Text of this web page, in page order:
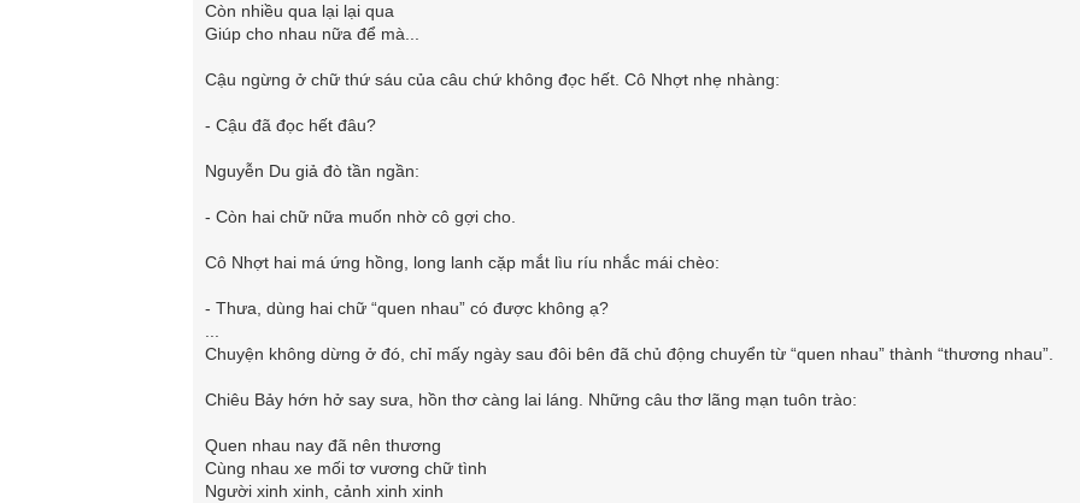
Còn nhiều qua lại lại qua
Giúp cho nhau nữa để mà...
Cậu ngừng ở chữ thứ sáu của câu chứ không đọc hết. Cô Nhợt nhẹ nhàng:
- Cậu đã đọc hết đâu?
Nguyễn Du giả đò tần ngần:
- Còn hai chữ nữa muốn nhờ cô gợi cho.
Cô Nhợt hai má ứng hồng, long lanh cặp mắt lìu ríu nhắc mái chèo:
- Thưa, dùng hai chữ “quen nhau” có được không ạ?
...
Chuyện không dừng ở đó, chỉ mấy ngày sau đôi bên đã chủ động chuyển từ “quen nhau” thành “thương nhau”.
Chiêu Bảy hớn hở say sưa, hồn thơ càng lai láng. Những câu thơ lãng mạn tuôn trào:
Quen nhau nay đã nên thương
Cùng nhau xe mối tơ vương chữ tình
Người xinh xinh, cảnh xinh xinh